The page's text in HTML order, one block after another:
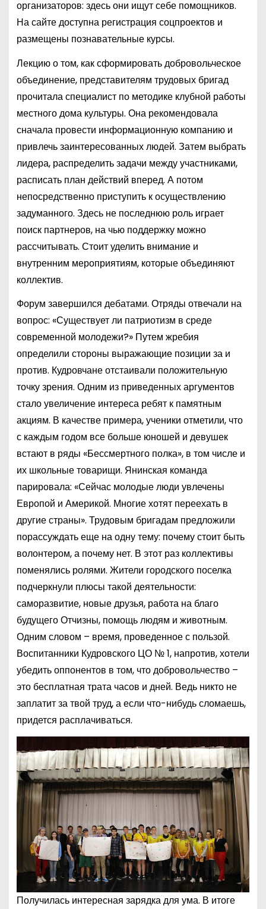
организаторов: здесь они ищут себе помощников.
На сайте доступна регистрация соцпроектов и
размещены познавательные курсы.
Лекцию о том, как сформировать добровольческое
объединение, представителям трудовых бригад
прочитала специалист по методике клубной работы
местного дома культуры. Она рекомендовала
сначала провести информационную компанию и
привлечь заинтересованных людей. Затем выбрать
лидера, распределить задачи между участниками,
расписать план действий вперед. А потом
непосредственно приступить к осуществлению
задуманного. Здесь не последнюю роль играет
поиск партнеров, на чью поддержку можно
рассчитывать. Стоит уделить внимание и
внутренним мероприятиям, которые объединяют
коллектив.
Форум завершился дебатами. Отряды отвечали на
вопрос: «Существует ли патриотизм в среде
современной молодежи?» Путем жребия
определили стороны выражающие позиции за и
против. Кудровчане отстаивали положительную
точку зрения. Одним из приведенных аргументов
стало увеличение интереса ребят к памятным
акциям. В качестве примера, ученики отметили, что
с каждым годом все больше юношей и девушек
встают в ряды «Бессмертного полка», в том числе и
их школьные товарищи. Янинская команда
парировала: «Сейчас молодые люди увлечены
Европой и Америкой. Многие хотят переехать в
другие страны». Трудовым бригадам предложили
порассуждать еще на одну тему: почему стоит быть
волонтером, а почему нет. В этот раз коллективы
поменялись ролями. Жители городского поселка
подчеркнули плюсы такой деятельности:
саморазвитие, новые друзья, работа на благо
будущего Отчизны, помощь людям и животным.
Одним словом – время, проведенное с пользой.
Воспитанники Кудровского ЦО № 1, напротив, хотели
убедить оппонентов в том, что добровольчество –
это бесплатная трата часов и дней. Ведь никто не
заплатит за твой труд, а если что-нибудь сломаешь,
придется расплачиваться.
Получилась интересная зарядка для ума. В итоге